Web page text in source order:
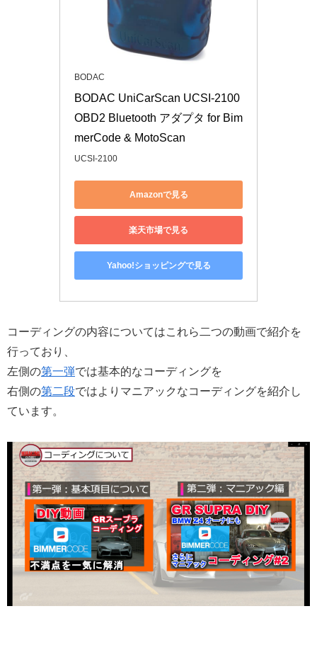
BODAC
BODAC UniCarScan UCSI-2100
OBD2 Bluetooth アダプタ for Bim
merCode & MotoScan
UCSI-2100
Amazonで見る
楽天市場で見る
Yahoo!ショッピングで見る
コーディングの内容についてはこれら二つの動画で紹介を
行っており、
左側の第一弾では基本的なコーディングを
右側の第二段ではよりマニアックなコーディングを紹介し
ています。